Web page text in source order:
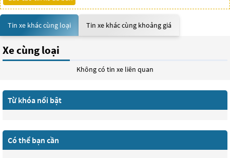
Tin xe khác cùng loại Tin xe khác cùng khoảng giá
Xe cùng loại
Không có tin xe liên quan
Từ khóa nổi bật
Có thể bạn cần